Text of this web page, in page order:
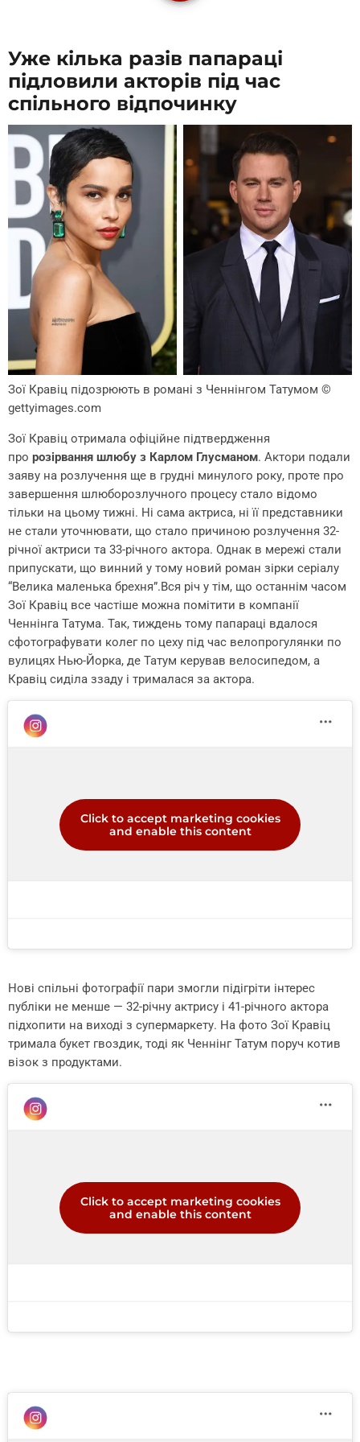
Уже кілька разів папараці
підловили акторів під час
спільного відпочинку
Зої Кравіц підозрюють в романі з Ченнінгом Татумом ©
gettyimages.com
Зої Кравіц отримала офіційне підтвердження
про розірвання шлюбу з Карлом Глусманом. Актори подали
заяву на розлучення ще в грудні минулого року, проте про
завершення шлюборозлучного процесу стало відомо
тільки на цьому тижні. Ні сама актриса, ні її представники
не стали уточнювати, що стало причиною розлучення 32-
річної актриси та 33-річного актора. Однак в мережі стали
припускати, що винний у тому новий роман зірки серіалу
“Велика маленька брехня”.Вся річ у тім, що останнім часом
Зої Кравіц все частіше можна помітити в компанії
Ченнінга Татума. Так, тиждень тому папараці вдалося
сфотографувати колег по цеху під час велопрогулянки по
вулицях Нью-Йорка, де Татум керував велосипедом, а
Кравіц сиділа ззаду і трималася за актора.
Click to accept marketing cookies
and enable this content
Нові спільні фотографії пари змогли підігріти інтерес
публіки не менше — 32-річну актрису і 41-річного актора
підхопити на виході з супермаркету. На фото Зої Кравіц
тримала букет гвоздик, тоді як Ченнінг Татум поруч котив
візок з продуктами.
Click to accept marketing cookies
and enable this content